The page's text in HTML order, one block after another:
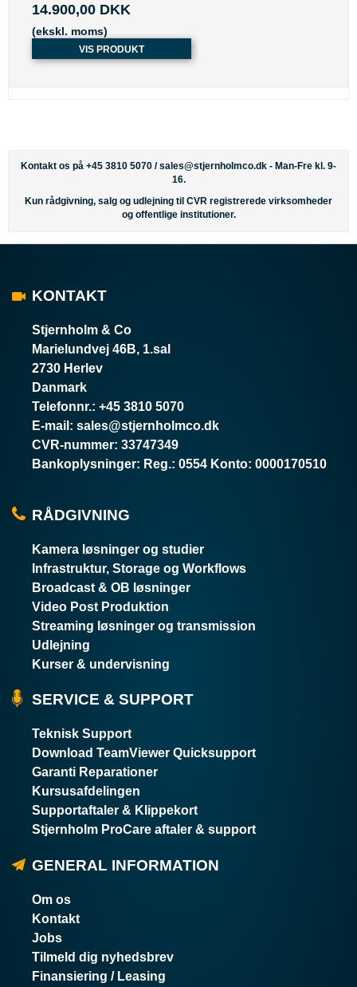
14.900,00 DKK
(ekskl. moms)
VIS PRODUKT
Kontakt os på +45 3810 5070 /sales@stjernholmco.dk - Man-Fre kl. 9-
16.
Kun rådgivning, salg og udlejning til CVR registrerede virksomheder
og offentlige institutioner.
KONTAKT
Stjernholm & Co
Marielundvej 46B, 1.sal
2730 Herlev
Danmark
Telefonnr.: +45 3810 5070
E-mail : sales@stjernholmco.dk
CVR-nummer: 33747349
Bankoplysninger: Reg.: 0554 Konto: 0000170510
RÅDGIVNING
Kamera løsninger og studier
Infrastruktur, Storage og Workflows
Broadcast & OB løsninger
Video Post Produktion
Streaming løsninger og transmission
Udlejning
Kurser & undervisning
SERVICE & SUPPORT
Teknisk Support
Download TeamViewer Quicksupport
Garanti Reparationer
Kursusafdelingen
Supportaftaler & Klippekort
Stjernholm ProCare aftaler & support
GENERAL INFORMATION
Om os
Kontakt
Jobs
Tilmeld dig nyhedsbrev
Finansiering / Leasing